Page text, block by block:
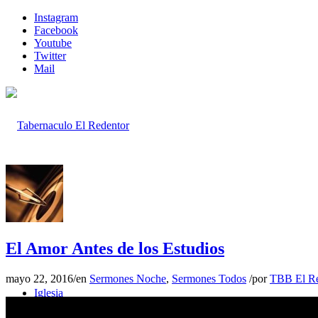
Instagram
Facebook
Youtube
Twitter
Mail
Inicio
Iglesia
El Amor Antes de los Estudios
mayo 22, 2016/en Sermones Noche, Sermones Todos /porTBB El